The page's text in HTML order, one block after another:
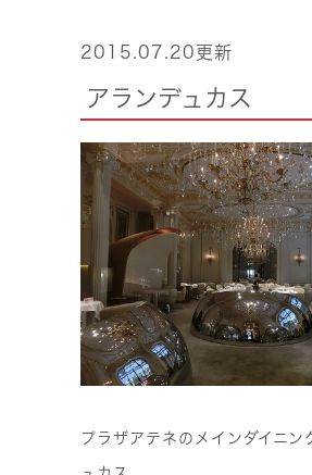
2015.07.20更新
アランデュカス
プラザアテネのメインダイニン